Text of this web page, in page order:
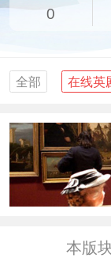
0
全部 在线英
本版